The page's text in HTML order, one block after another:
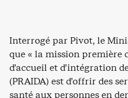
Interrogé par Pivot, le
que « la mission première
d’accueil et d’intégration
(PRAIDA) est d’offrir des
santé aux personnes en